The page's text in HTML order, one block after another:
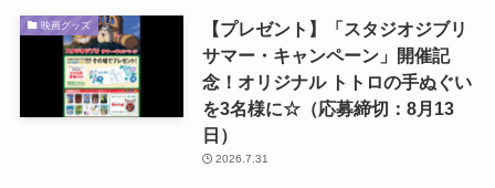
映画グッズ
【プレゼント】「スタジオジブリ
サマー・キャンペーン」開催記
念！オリジナル トトロの手ぬぐい
を3名様に☆（応募締切：8月13
日）
2026.7.31